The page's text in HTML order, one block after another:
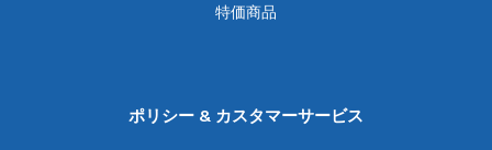
特価商品
ポリシー & カスタマーサービス